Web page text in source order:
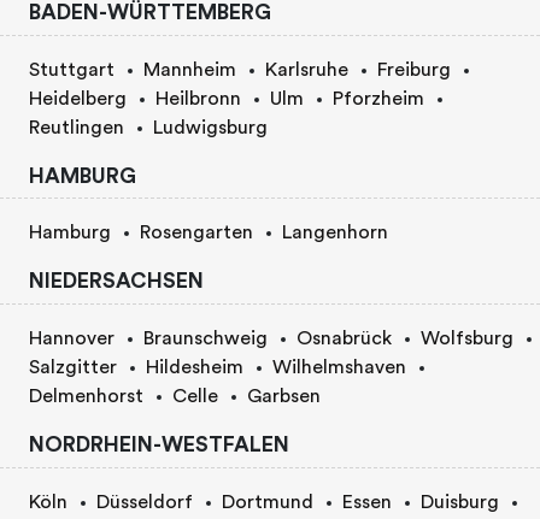
BADEN-WÜRTTEMBERG
Stuttgart Mannheim Karlsruhe
Freiburg
Heidelberg
Heilbronn Ulm
Pforzheim
Reutlingen
Ludwigsburg
HAMBURG
Hamburg Rosengarten Langenhorn
NIEDERSACHSEN
Hannover Braunschweig Osnabrück
Wolfsburg
Salzgitter
Hildesheim
Wilhelmshaven
Delmenhorst
Celle Garbsen
NORDRHEIN-WESTFALEN
Köln Düsseldorf Dortmund Essen
Duisburg